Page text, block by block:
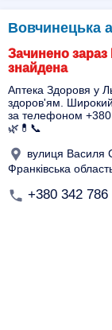
Вовчинецька
Зачинено зараз
знайдена
Аптека Здоровя у
здоров'ям. Широкий
за телефоном +380
🌿💊📞
вулиця Василя
Франківська
+380 342 786